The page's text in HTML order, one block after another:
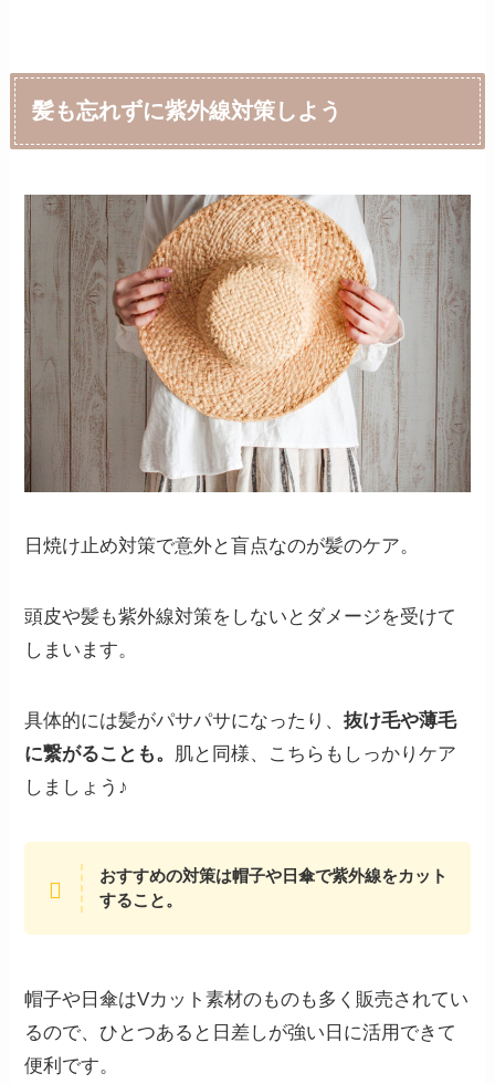
髪も忘れずに紫外線対策しよう
日焼け止め対策で意外と盲点なのが髪のケア。
頭皮や髪も紫外線対策をしないとダメージを受けて
しまいます。
具体的には髪がパサパサになったり、抜け毛や薄毛
に繋がることも。 肌と同様、こちらもしっかりケア
しましょう♪
おすすめの対策は帽子や日傘で紫外線をカット
すること。
帽子や日傘はVカット素材のものも多く販売されてい
るので、ひとつあると日差しが強い日に活用できて
便利です。